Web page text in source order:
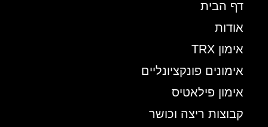
דף הבית
אודות
אימון TRX
אימונים פונקציונליים
אימון פילאטיס
קבוצות ריצה וכושר